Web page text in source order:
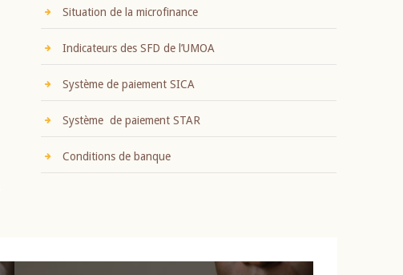
Situation de la microfinance
Indicateurs des SFD de l’UMOA
Système de paiement SICA
Système de paiement STAR
Conditions de banque